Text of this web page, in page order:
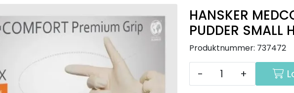
HANSKER
PUDDER SMALL
Produktnummer: 737472
- +